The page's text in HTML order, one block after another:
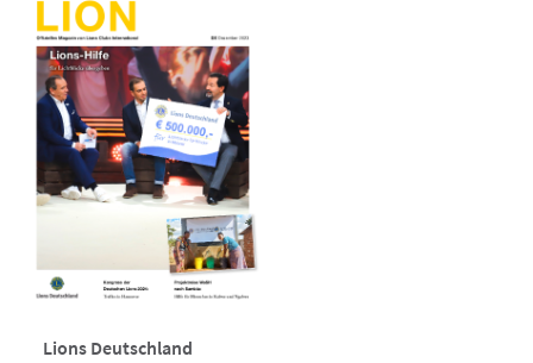
Lions Deutschland